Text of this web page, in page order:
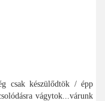
csak készülődtök / épp
vágytok...várunk